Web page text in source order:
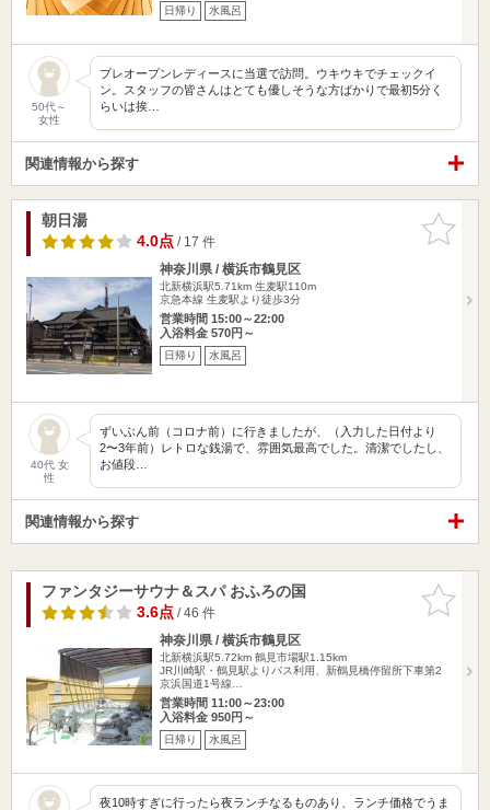
日帰り 水風呂
50代～
女性
プレオープンレディースに当選で訪問。ウキウキでチェックイ
ン。スタッフの皆さんはとても優しそうな方ばかりで最初5分く
らいは挨…
関連情報から探す
お気に入
りに追加
朝日湯
4.0点/ 17 件
神奈川県 / 横浜市鶴見区
北新横浜駅5.71km 生麦駅110m
京急本線 生麦駅より徒歩3分
営業時間 15:00～22:00
入浴料金 570円～
日帰り 水風呂
40代 女
性
ずいぶん前（コロナ前）に行きましたが、（入力した日付より
2〜3年前）レトロな銭湯で、雰囲気最高でした。清潔でしたし、
お値段…
関連情報から探す
お気に入
りに追加
ファンタジーサウナ＆スパ おふろの国
3.6点/ 46 件
神奈川県 / 横浜市鶴見区
北新横浜駅5.72km 鶴見市場駅1.15km
JR川崎駅・鶴見駅よりバス利用、新鶴見橋停留所下車第2
京浜国道1号線…
営業時間 11:00～23:00
入浴料金 950円～
日帰り 水風呂
夜10時すぎに行ったら夜ランチなるものあり、ランチ価格でうま